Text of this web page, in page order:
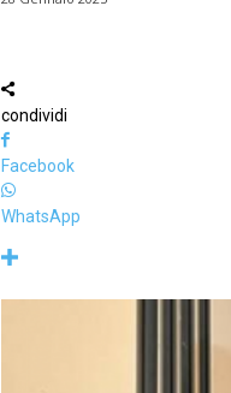
condividi
Facebook
WhatsApp